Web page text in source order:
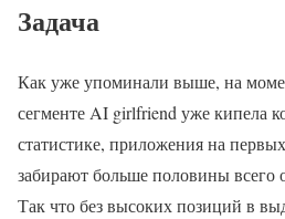
Задача
Как уже упоминали выше, на
сегменте AI girlfriend уже кипела
статистике, приложения на
забирают больше половины всего
Так что без высоких позиций в